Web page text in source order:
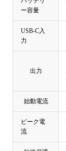
ー容量
USB-C入
力
出力
始動電流
ピーク電
流